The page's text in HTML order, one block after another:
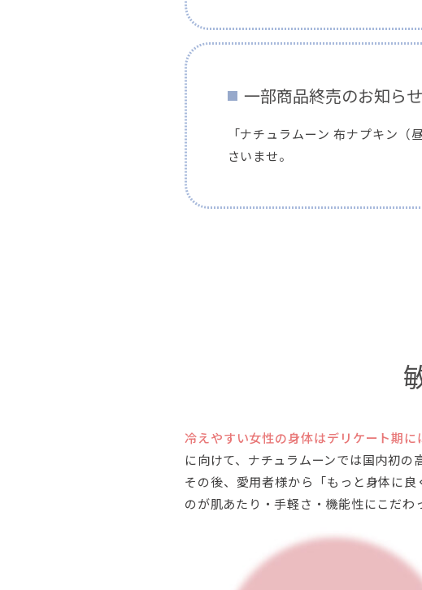
一部商品終売のお知らせ
「ナチュラムーン 布ナプキン
さいませ。
冷えやすい女性の身体はデリケート期に
に向けて、ナチュラムーンでは国内初の
その後、愛用者様から「もっと身体に
のが肌あたり・手軽さ・機能性にこだわ